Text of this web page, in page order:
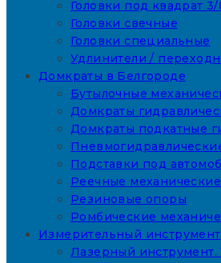
Головки под квадрат 3/
Головки свечные
Головки специальные
Удлинители /
Домкраты в Белгороде
Бутылочные
Домкраты
Домкраты подкатные
Подставки под
Реечные механические
Резиновые опоры
Ромбические
Измерительный инструмент
Лазерный